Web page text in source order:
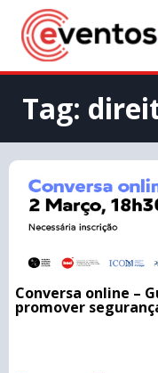
Tag:
Conversa online –
promover